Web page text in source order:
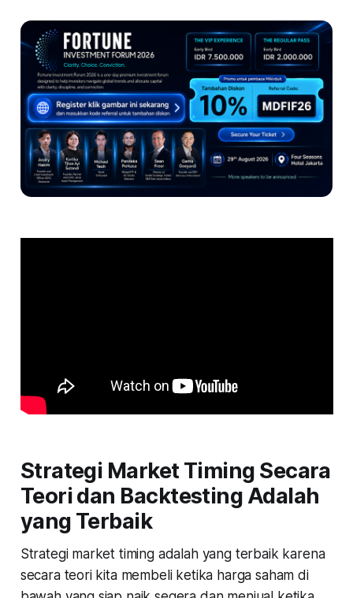
Strategi Market Timing Secara
Teori dan Backtesting Adalah
yang Terbaik
Strategi market timing adalah yang terbaik karena
secara teori kita membeli ketika harga saham di